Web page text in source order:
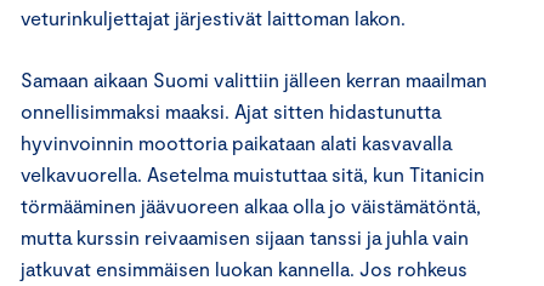
veturinkuljettajat järjestivät laittoman lakon.
Samaan aikaan Suomi valittiin jälleen kerran maailman
onnellisimmaksi maaksi. Ajat sitten hidastunutta
hyvinvoinnin moottoria paikataan alati kasvavalla
velkavuorella. Asetelma muistuttaa sitä, kun Titanicin
törmääminen jäävuoreen alkaa olla jo väistämätöntä,
mutta kurssin reivaamisen sijaan tanssi ja juhla vain
jatkuvat ensimmäisen luokan kannella. Jos rohkeus